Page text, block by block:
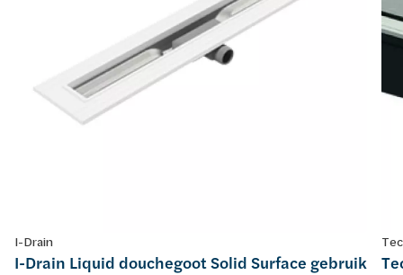
I-Drain
I-Drain Liquid douchegoot Solid Surface gebruik